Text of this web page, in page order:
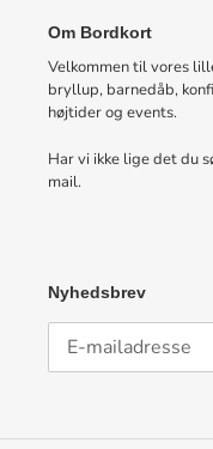
Om Bordkort
Velkommen til vores
bryllup, barnedåb,
højtider og events.
Har vi ikke lige det du
mail.
Nyhedsbrev